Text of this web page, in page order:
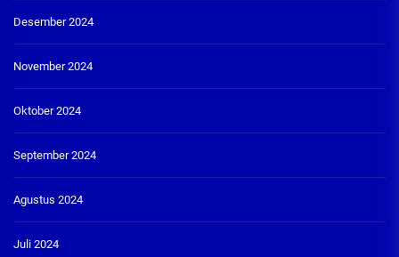
Desember 2024
November 2024
Oktober 2024
September 2024
Agustus 2024
Juli 2024